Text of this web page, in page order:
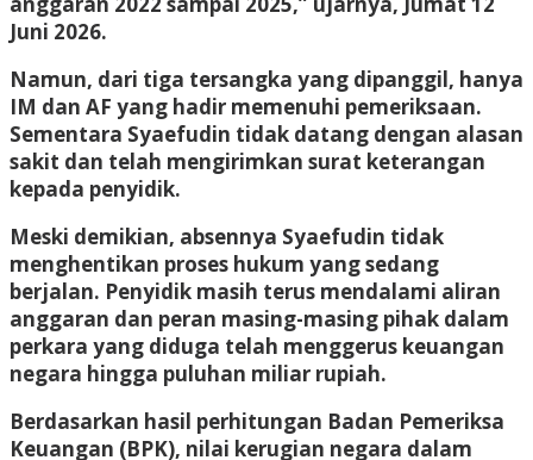
Juni 2026.
Namun, dari tiga tersangka yang dipanggil, hanya
IM dan AF yang hadir memenuhi pemeriksaan.
Sementara Syaefudin tidak datang dengan alasan
sakit dan telah mengirimkan surat keterangan
kepada penyidik.
Meski demikian, absennya Syaefudin tidak
menghentikan proses hukum yang sedang
berjalan. Penyidik masih terus mendalami aliran
anggaran dan peran masing-masing pihak dalam
perkara yang diduga telah menggerus keuangan
negara hingga puluhan miliar rupiah.
Berdasarkan hasil perhitungan Badan Pemeriksa
Keuangan (BPK), nilai kerugian negara dalam